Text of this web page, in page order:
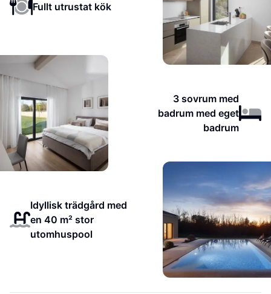
Fullt utrustat kök
3 sovrum med
badrum med eget
badrum
Idyllisk trädgård med
en 40 m² stor
utomhuspool